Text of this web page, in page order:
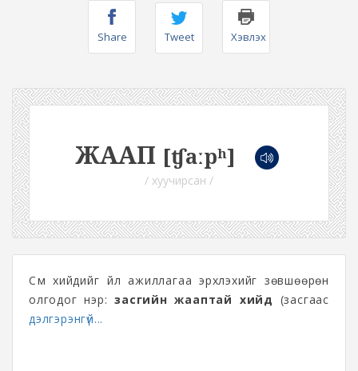
Share Tweet Хэвлэх
ЖААП [ʧaːpʰ]
/ хуучирсан /
Сүм хийдийг үйл ажиллагаа эрхлэхийг зөвшөөрөн
олгодог нэр:засгийн жааптай хийд (засгаас
дэлгэрэнгүй...